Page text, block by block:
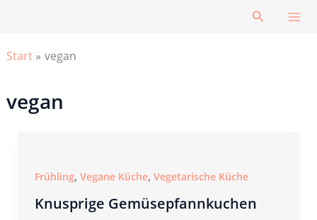
Suchen
Start vegan
vegan
Frühling, Vegane Küche, Vegetarische Küche
Knusprige Gemüsepfannkuchen